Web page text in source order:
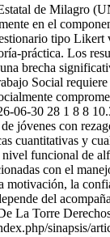
de Milagro
en el
tipo
práctica. Los
brecha
Social
06-30 28 1 8 8
jóvenes con
cuantitativas y
funcional de
con el
la
del
La Torre
sinapsis/